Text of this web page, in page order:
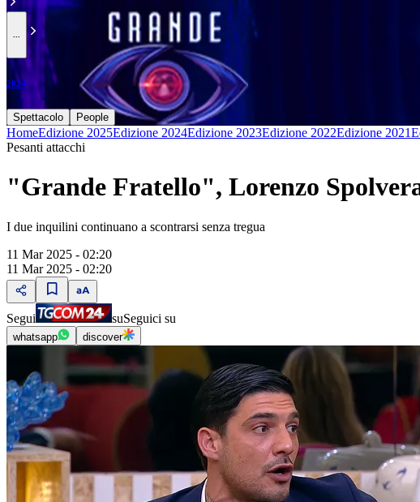
2024
Spettacolo People
HomeEdizione 2025Edizione 2024Edizione 2023Edizione 2022Edizione 2021
Pesanti attacchi
"Grande Fratello", Lorenzo
I due inquilini continuano a scontrarsi senza tregua
11 Mar 2025 - 02:20
11 Mar 2025 - 02:20
Segui suSeguici su
whatsapp discover